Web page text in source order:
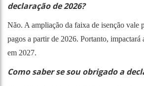
declaração de 2026?
Não. A ampliação da faixa de isenção vale
pagos a partir de 2026. Portanto, impactará
em 2027.
Como saber se sou obrigado a